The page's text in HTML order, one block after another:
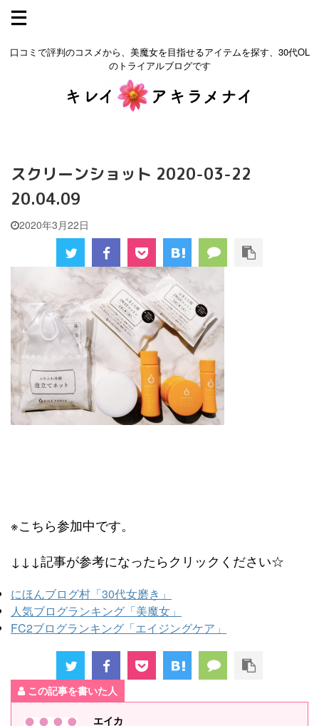
口コミで評判のコスメから、美魔女を目指せるアイテムを探す、30代OL
のトライアルブログです
スクリーンショット 2020-03-22
20.04.09
2020年3月22日
※こちら参加中です。
↓↓↓記事が参考になったらクリックください☆
にほんブログ村「30代女磨き」
人気ブログランキング「美魔女」
FC2ブログランキング「エイジングケア」
この記事を書いた人
エイカ